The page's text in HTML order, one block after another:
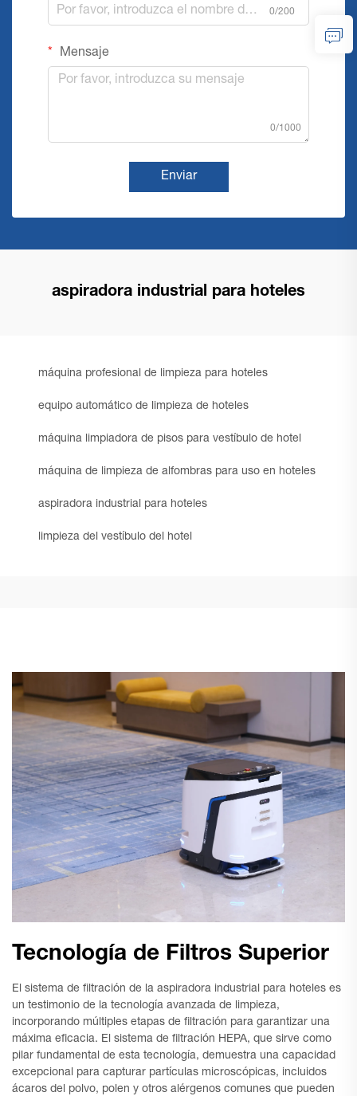
0/200
Mensaje
0/1000
Enviar
aspiradora industrial para hoteles
máquina profesional de limpieza para hoteles
equipo automático de limpieza de hoteles
máquina limpiadora de pisos para vestíbulo de hotel
máquina de limpieza de alfombras para uso en hoteles
aspiradora industrial para hoteles
limpieza del vestíbulo del hotel
Tecnología de Filtros Superior
El sistema de filtración de la aspiradora industrial para hoteles es
un testimonio de la tecnología avanzada de limpieza,
incorporando múltiples etapas de filtración para garantizar una
máxima eficacia. El sistema de filtración HEPA, que sirve como
pilar fundamental de esta tecnología, demuestra una capacidad
excepcional para capturar partículas microscópicas, incluidos
ácaros del polvo, polen y otros alérgenos comunes que pueden